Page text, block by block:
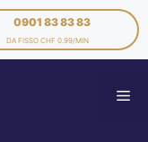
0901 83 83 83
DA FISSO CHF 0.99/MIN